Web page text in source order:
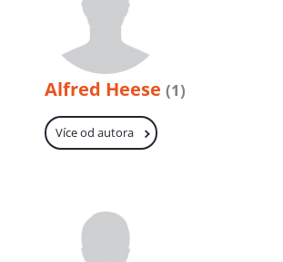
Alfred Heese (1)
Více od autora